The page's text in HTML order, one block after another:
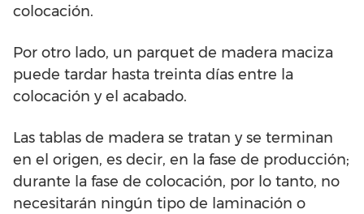
colocación.
Por otro lado, un parquet de madera maciza
puede tardar hasta treinta días entre la
colocación y el acabado.
Las tablas de madera se tratan y se terminan
en el origen, es decir, en la fase de producción;
durante la fase de colocación, por lo tanto, no
necesitarán ningún tipo de laminación o